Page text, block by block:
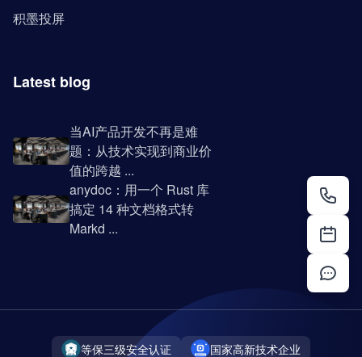
积墨投屏
Latest blog
当AI产品开发不再是难
题：从技术实现到商业价
值的跨越 ...
anydoc：用一个 Rust 库
搞定 14 种文档格式转
Markd ...
等保三级安全认证 国家高新技术企业